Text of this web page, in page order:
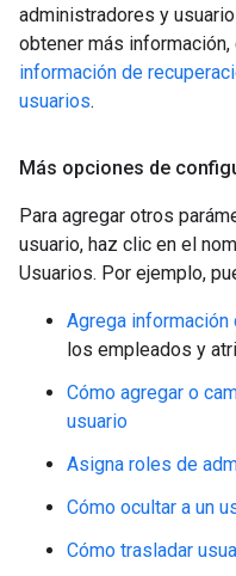
administradores y
obtener más información,
información de
usuarios.
Más opciones de
Para agregar otros
usuario, haz clic en el
Usuarios. Por ejemplo,
Agrega
los empleados y
Cómo agregar o
usuario
Asigna roles de
Cómo ocultar a un
Cómo trasladar